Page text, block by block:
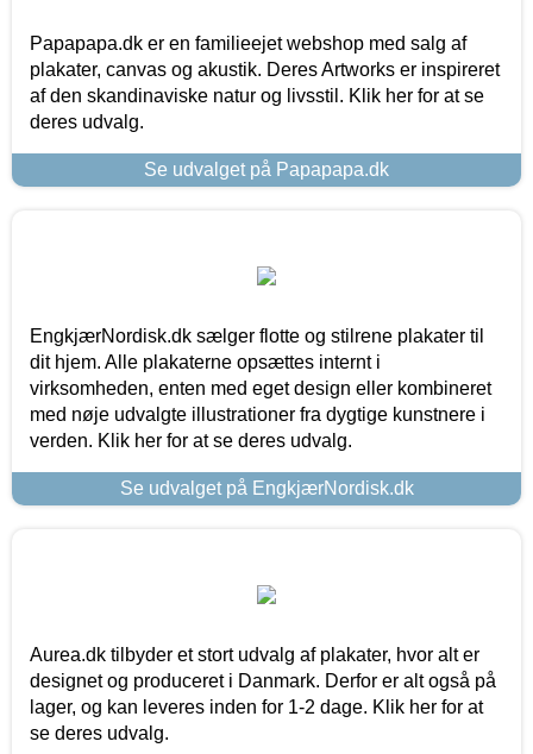
Papapapa.dk er en familieejet webshop med salg af
plakater, canvas og akustik. Deres Artworks er inspireret
af den skandinaviske natur og livsstil. Klik her for at se
deres udvalg.
Se udvalget på Papapapa.dk
EngkjærNordisk.dk sælger flotte og stilrene plakater til
dit hjem. Alle plakaterne opsættes internt i
virksomheden, enten med eget design eller kombineret
med nøje udvalgte illustrationer fra dygtige kunstnere i
verden. Klik her for at se deres udvalg.
Se udvalget på EngkjærNordisk.dk
Aurea.dk tilbyder et stort udvalg af plakater, hvor alt er
designet og produceret i Danmark. Derfor er alt også på
lager, og kan leveres inden for 1-2 dage. Klik her for at
se deres udvalg.